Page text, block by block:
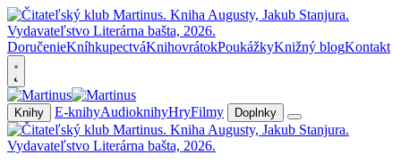
DoručenieKníhkupectváKnihovrátokPoukážkyKnižný blogKontakt
Knihy E-knihyAudioknihyHryFilmy Doplnky